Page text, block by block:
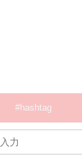
#hashtag